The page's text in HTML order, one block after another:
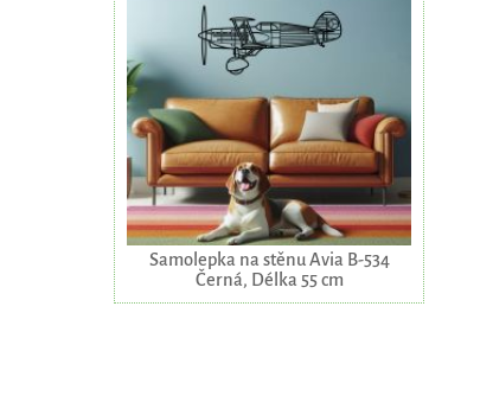
Samolepka na stěnu Avia B-534
Černá, Délka 55 cm